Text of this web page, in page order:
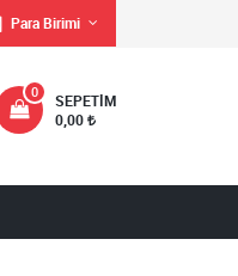
Para Birimi
SEPETIM
0
0,00